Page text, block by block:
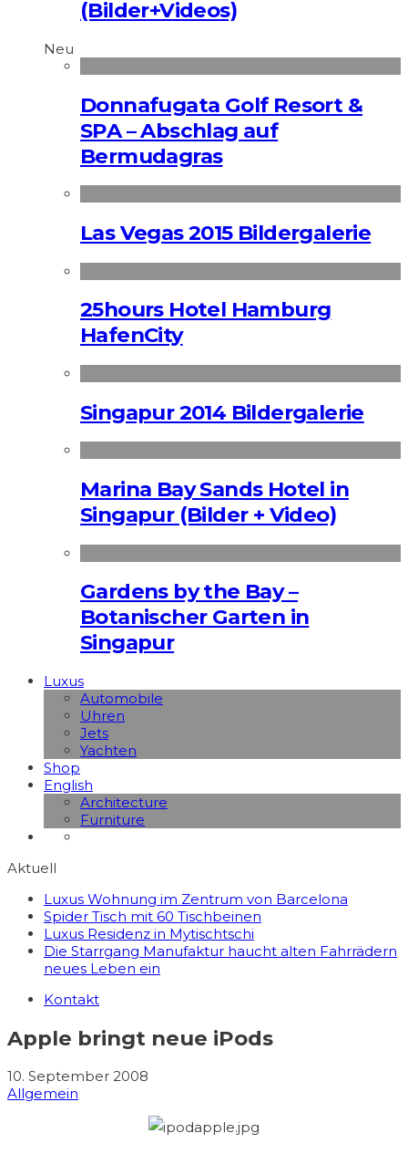
(Bilder+Videos)
Neu
Donnafugata Golf Resort &
SPA – Abschlag auf
Bermudagras
Las Vegas 2015 Bildergalerie
25hours Hotel Hamburg
HafenCity
Singapur 2014 Bildergalerie
Marina Bay Sands Hotel in
Singapur (Bilder + Video)
Gardens by the Bay –
Botanischer Garten in
Singapur
Luxus
Automobile
Uhren
Jets
Yachten
Shop
English
Architecture
Furniture
Aktuell
Luxus Wohnung im Zentrum von Barcelona
Spider Tisch mit 60 Tischbeinen
Luxus Residenz in Mytischtschi
Die Starrgang Manufaktur haucht alten Fahrrädern
neues Leben ein
Kontakt
Apple bringt neue iPods
10. September 2008
Allgemein